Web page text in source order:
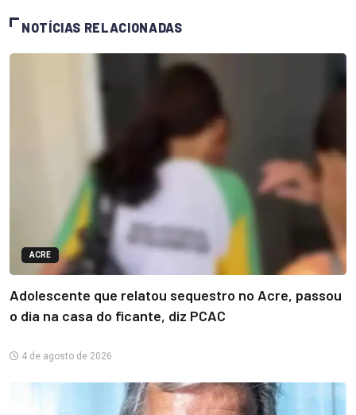
NOTÍCIAS RELACIONADAS
ACRE
Adolescente que relatou sequestro no Acre, passou
o dia na casa do ficante, diz PCAC
4 de agosto de 2026